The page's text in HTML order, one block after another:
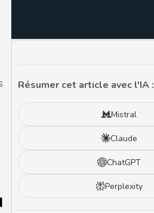
Résumer cet article avec l'IA :
Mistral
Claude
ChatGPT
Perplexity